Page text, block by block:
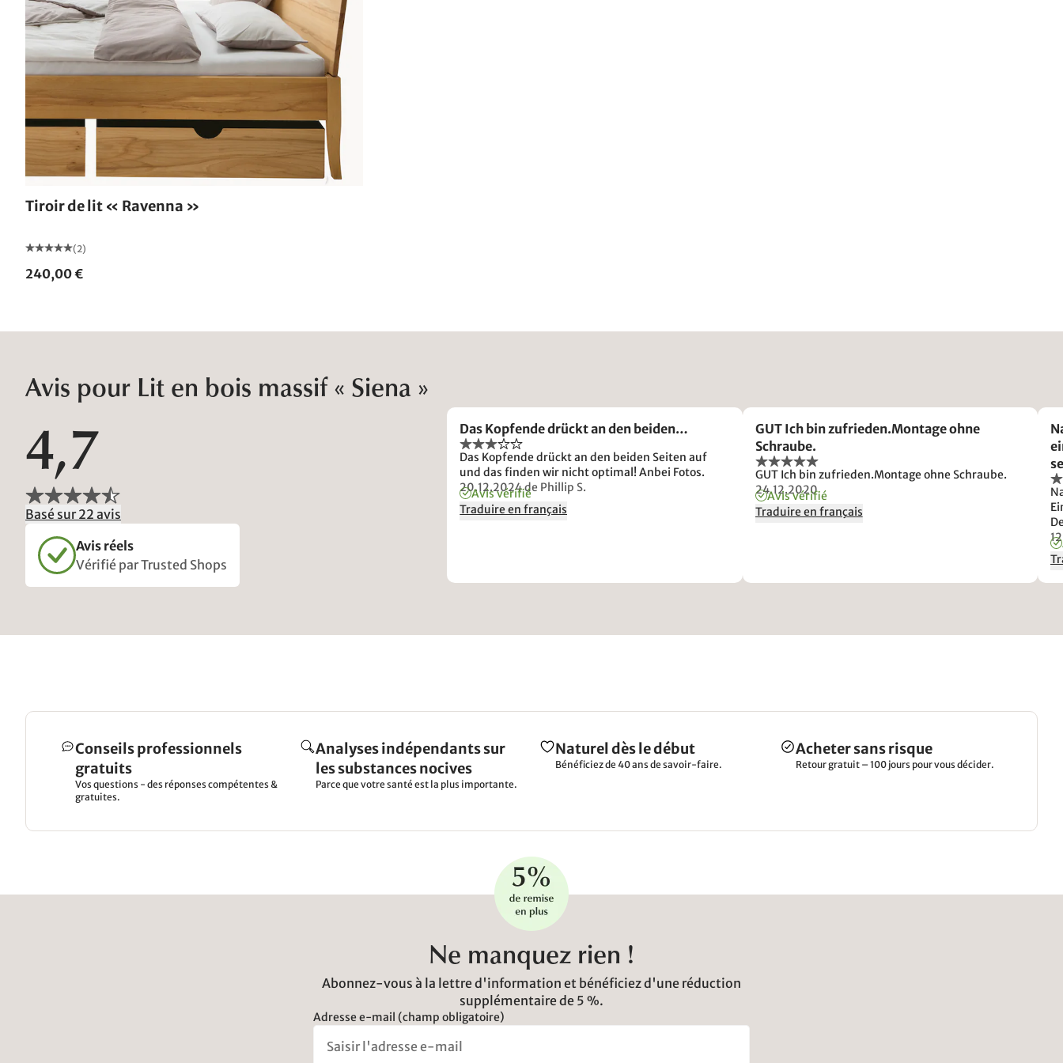
Tiroir de lit « Ravenna »
(2)
240,00 €
Avis pour Lit en bois massif « Siena »
4,7
Basé sur 22 avis
Avis réels
Vérifié par Trusted Shops
Das Kopfende drückt an den beiden…
Das Kopfende drückt an den beiden Seiten auf
und das finden wir nicht optimal! Anbei Fotos.
20.12.2024de Phillip S.
Avis vérifié
Traduire en français
GUT Ich bin zufrieden.Montage ohne
Schraube.
GUT Ich bin zufrieden.Montage ohne Schraube.
24.12.2020
Avis vérifié
Traduire en français
Conseils professionnels
gratuits
Vos questions - des réponses compétentes &
gratuites.
Analyses indépendants sur
les substances nocives
Parce que votre santé est la plus importante.
Naturel dès le début
Bénéficiez de 40 ans de savoir-faire.
Acheter sans risque
Retour gratuit – 100 jours pour vous décider.
Ne manquez rien !
Abonnez-vous à la lettre d'information et bénéficiez d'une réduction
supplémentaire de 5 %.
Adresse e-mail (champ obligatoire)